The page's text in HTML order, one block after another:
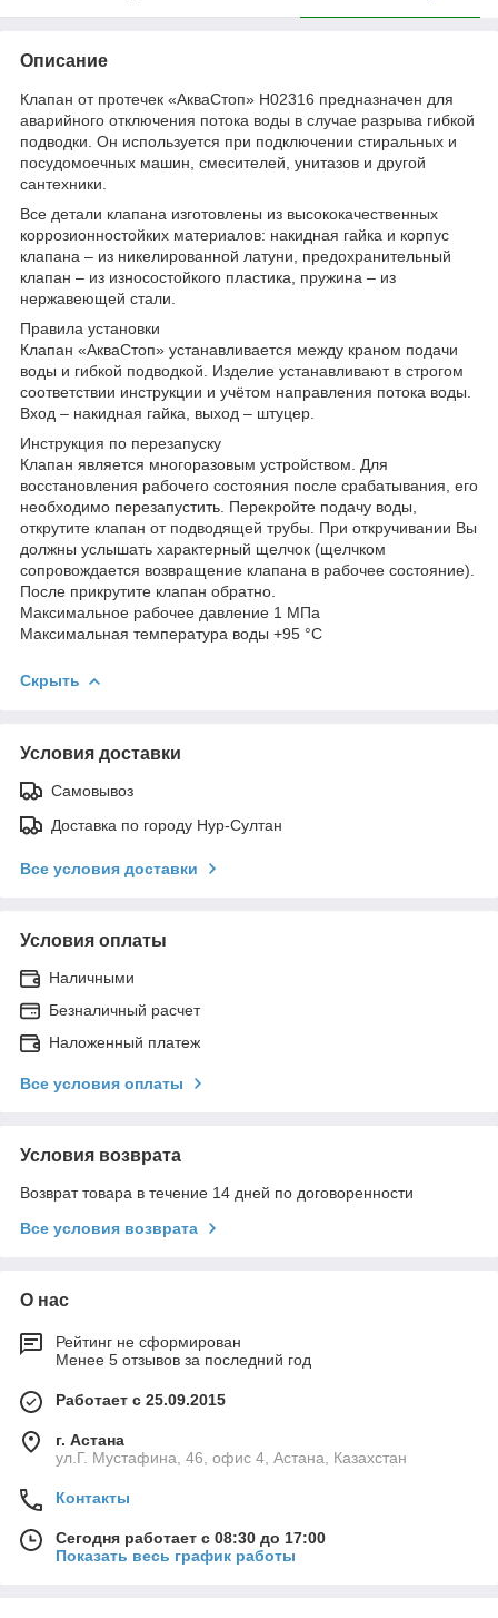
Описание
Клапан от протечек «АкваСтоп» Н02316 предназначен для
аварийного отключения потока воды в случае разрыва гибкой
подводки. Он используется при подключении стиральных и
посудомоечных машин, смесителей, унитазов и другой
сантехники.
Все детали клапана изготовлены из высококачественных
коррозионностойких материалов: накидная гайка и корпус
клапана – из никелированной латуни, предохранительный
клапан – из износостойкого пластика, пружина – из
нержавеющей стали.
Правила установки
Клапан «АкваСтоп» устанавливается между краном подачи
воды и гибкой подводкой. Изделие устанавливают в строгом
соответствии инструкции и учётом направления потока воды.
Вход – накидная гайка, выход – штуцер.
Инструкция по перезапуску
Клапан является многоразовым устройством. Для
восстановления рабочего состояния после срабатывания, его
необходимо перезапустить. Перекройте подачу воды,
открутите клапан от подводящей трубы. При откручивании Вы
должны услышать характерный щелчок (щелчком
сопровождается возвращение клапана в рабочее состояние).
После прикрутите клапан обратно.
Максимальное рабочее давление 1 МПа
Максимальная температура воды +95 °С
Скрыть
Условия доставки
Самовывоз
Доставка по городу Нур-Султан
Все условия доставки
Условия оплаты
Наличными
Безналичный расчет
Наложенный платеж
Все условия оплаты
Условия возврата
Возврат товара в течение 14 дней по договоренности
Все условия возврата
О нас
Рейтинг не сформирован
Менее 5 отзывов за последний год
Работает с 25.09.2015
г. Астана
ул.Г. Мустафина, 46, офис 4, Астана, Казахстан
Контакты
Сегодня работает с 08:30 до 17:00
Показать весь график работы